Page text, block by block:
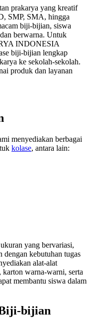
prakarya yang kreatif
SMP, SMA, hingga
biji-bijian, siswa
dan berwarna. Untuk
INDONESIA
biji-bijian lengkap
ke sekolah-sekolah.
produk dan layanan
menyediakan berbagai
kolase, antara lain:
yang bervariasi,
dengan kebutuhan tugas
alat-alat
warna-warni, serta
membantu siswa dalam
bijian